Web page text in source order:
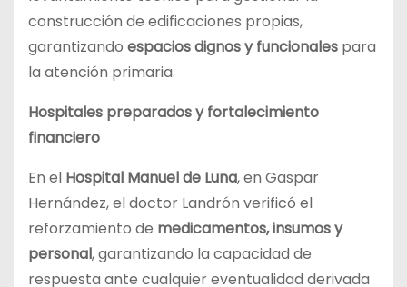
construcción de edificaciones propias,
garantizando espacios dignos y funcionales para
la atención primaria.
Hospitales preparados y fortalecimiento
financiero
En el Hospital Manuel de Luna, en Gaspar
Hernández, el doctor Landrón verificó el
reforzamiento de medicamentos, insumos y
personal, garantizando la capacidad de
respuesta ante cualquier eventualidad derivada